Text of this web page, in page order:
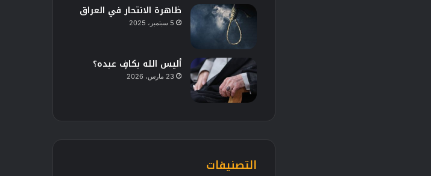
ظاهرة الانتحار في العراق
5 سبتمبر، 2025
أليس الله بكافٍ عبده؟
23 مارس، 2026
التصنيفات